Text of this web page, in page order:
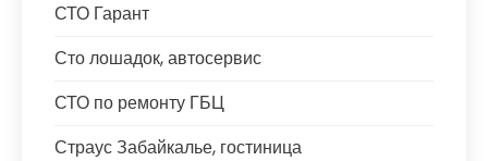
СТО Гарант
Сто лошадок, автосервис
СТО по ремонту ГБЦ
Страус Забайкалье, гостиница